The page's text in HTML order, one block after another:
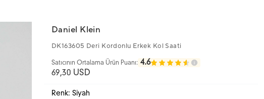
Daniel Klein
DK163605 Deri Kordonlu Erkek Kol Saati
Satıcının Ortalama Ürün Puanı: 4.6
69,30 USD
Renk: Siyah